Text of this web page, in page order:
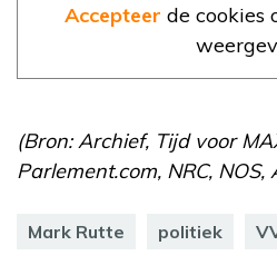
Accepteer de cookies
(Bron: Archief, Tijd voor
Parlement.com, NRC, NOS,
Mark Rutte politiek